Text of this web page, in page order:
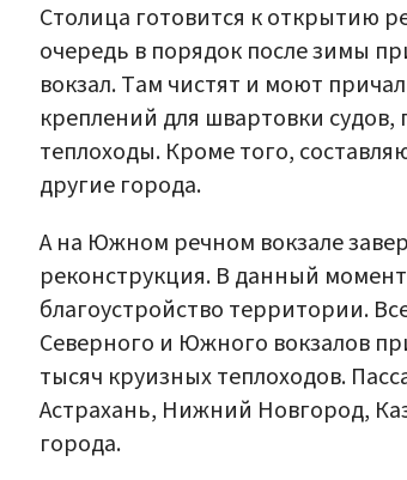
Столица готовится к открытию
очередь в порядок после зимы
вокзал. Там чистят и моют
креплений для швартовки судов,
теплоходы. Кроме того,
другие города.
А на Южном речном вокзале
реконструкция. В данный
благоустройство территории.
Северного и Южного вокзалов
тысяч круизных теплоходов.
Астрахань, Нижний Новгород,
города.